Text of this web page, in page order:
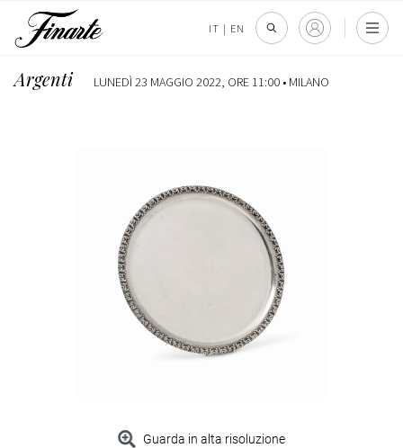
IT | EN
Argenti LUNEDÌ 23 MAGGIO 2022, ORE 11:00 • MILANO
Guarda in alta risoluzione